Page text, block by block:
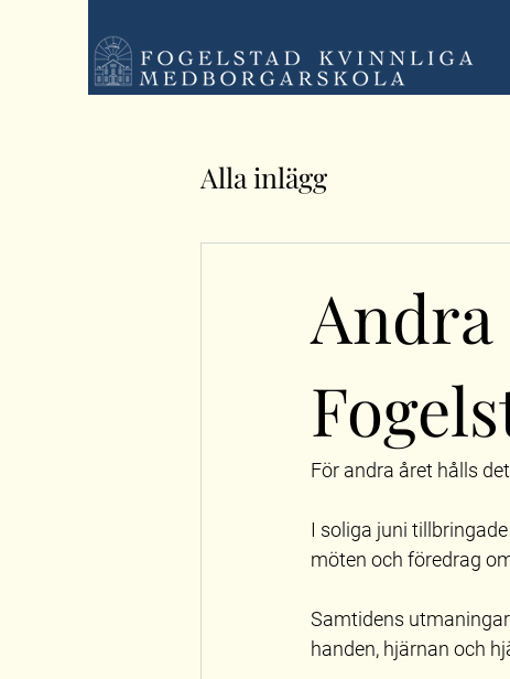
Alla inlägg
Andra
För andra året hålls
I soliga juni
möten och föredrag
Samtidens
handen, hjärnan och